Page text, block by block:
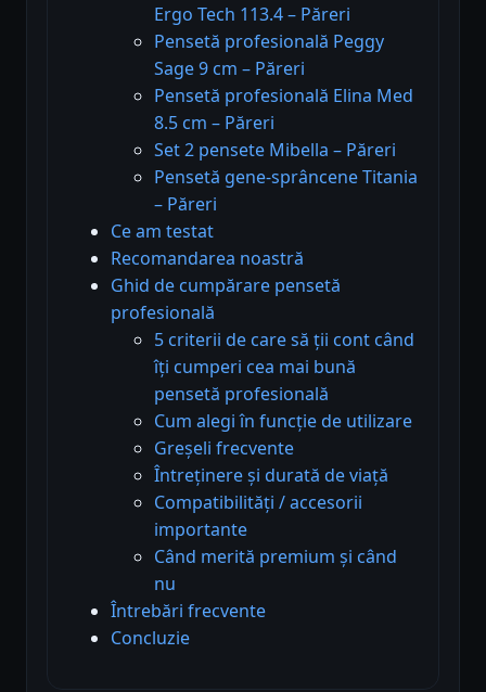
Ergo Tech 113.4 – Păreri
Pensetă profesională Peggy
Sage 9 cm – Păreri
Pensetă profesională Elina Med
8.5 cm – Păreri
Set 2 pensete Mibella – Păreri
Pensetă gene-sprâncene Titania
– Păreri
Ce am testat
Recomandarea noastră
Ghid de cumpărare pensetă
profesională
5 criterii de care să ții cont când
îți cumperi cea mai bună
pensetă profesională
Cum alegi în funcție de utilizare
Greșeli frecvente
Întreținere și durată de viață
Compatibilități / accesorii
importante
Când merită premium și când
nu
Întrebări frecvente
Concluzie